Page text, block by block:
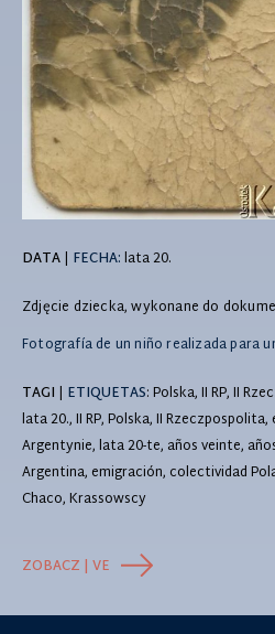
DATA| FECHA:lata 20.
Zdjęcie dziecka, wykonane do
Fotografía de un niño realizada para
TAGI | ETIQUETAS: Polska, II RP, II
lata 20., II RP, Polska, II
Argentynie, lata 20-te, años veinte,
Argentina, emigración, colectividad
Chaco, Krassowscy
ZOBACZ | VE